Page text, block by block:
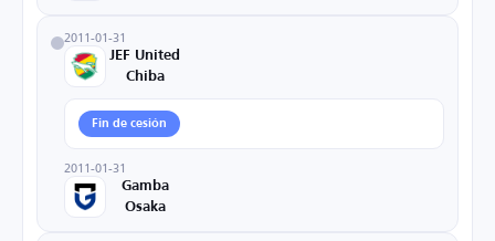
2011-01-31
JEF United
Chiba
Fin de cesión
2011-01-31
Gamba
Osaka